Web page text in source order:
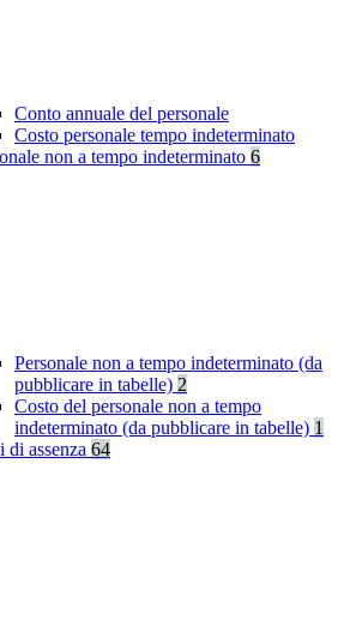
Conto annuale del personale
Costo personale tempo indeterminato
non a tempo indeterminato 6
Personale non a tempo indeterminato (da
pubblicare in tabelle) 2
Costo del personale non a tempo
indeterminato (da pubblicare in tabelle) 1
di assenza 64